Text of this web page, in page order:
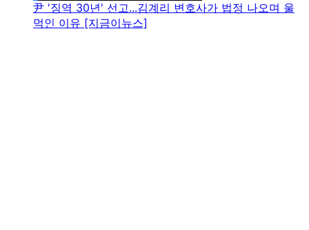
尹 '징역 30년' 선고...김계리 변호사가 법정 나오며 울
먹인 이유 [지금이뉴스]